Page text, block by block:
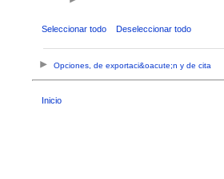
Seleccionar todo Deseleccionar todo
Opciones, de exportaci&oacute;n y de cita
Inicio